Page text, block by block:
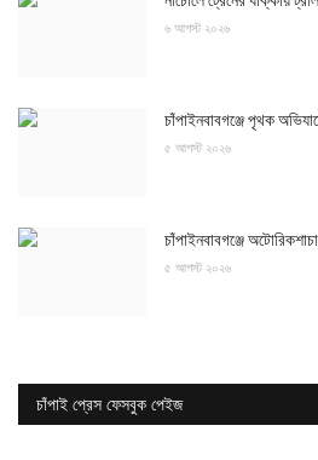
৬ আগস্ট ২০২৬
চাঁপাইনবাবগঞ্জে পৃথক
৫ আগস্ট ২০২৬
চাঁপাইনবাবগঞ্জে
৫ আগস্ট ২০২৬
চাঁপাই প্রেস ফেসবুক পেইজ